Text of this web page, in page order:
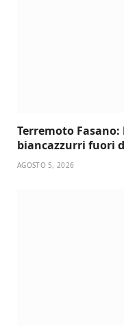
Terremoto Fasano:
biancazzurri fuori
AGOSTO 5, 2026